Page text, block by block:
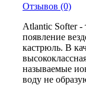
Отзывов (0)
Atlantic Softer -
появление
кастрюль. В
называемые
воду не